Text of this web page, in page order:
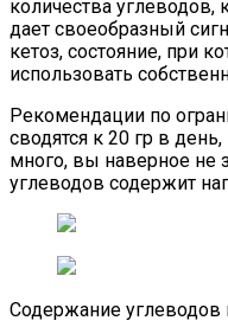
количества
дает своеобразный
кетоз, состояние, при
использовать
Рекомендации по
сводятся к 20 гр в
много, вы наверное не
углеводов содержит
Содержание углеводов